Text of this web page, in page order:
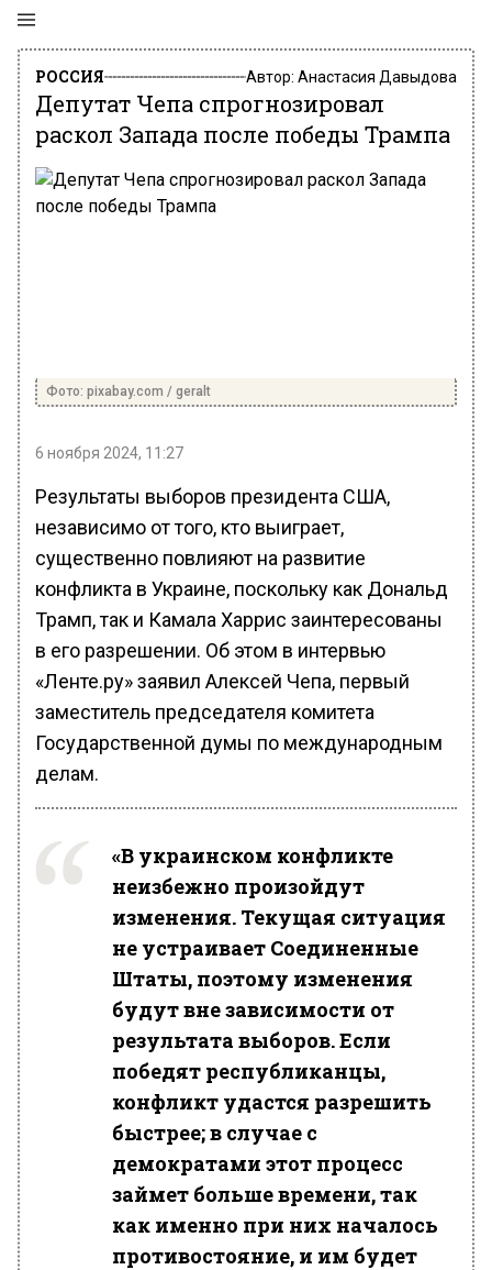
РОССИЯ Автор: Анастасия Давыдова
Депутат Чепа спрогнозировал
раскол Запада после победы Трампа
Фото: pixabay.com / geralt
6 ноября 2024, 11:27
Результаты выборов президента США,
независимо от того, кто выиграет,
существенно повлияют на развитие
конфликта в Украине, поскольку как Дональд
Трамп, так и Камала Харрис заинтересованы
в его разрешении. Об этом в интервью
«Ленте.ру» заявил Алексей Чепа, первый
заместитель председателя комитета
Государственной думы по международным
делам.
«В украинском конфликте
неизбежно произойдут
изменения. Текущая ситуация
не устраивает Соединенные
Штаты, поэтому изменения
будут вне зависимости от
результата выборов. Если
победят республиканцы,
конфликт удастся разрешить
быстрее; в случае с
демократами этот процесс
займет больше времени, так
как именно при них началось
противостояние, и им будет